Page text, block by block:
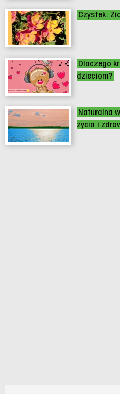
Czystek.
Dlaczego
dzieciom?
Naturalna
życia i